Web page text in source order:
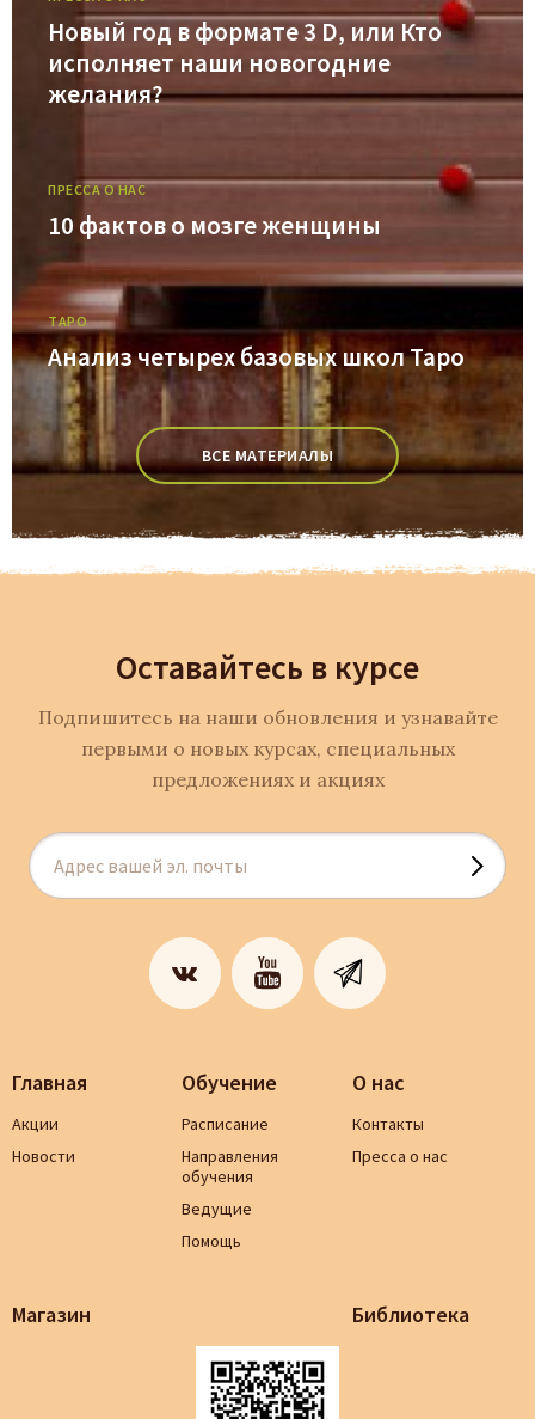
Новый год в формате 3 D, или Кто
исполняет наши новогодние
желания?
ПРЕССА О НАС
10 фактов о мозге женщины
ТАРО
Анализ четырех базовых школ Таро
ВСЕ МАТЕРИАЛЫ
Оставайтесь в курсе
Подпишитесь на наши обновления и узнавайте
первыми о новых курсах, специальных
предложениях и акциях
Главная
Акции
Новости
Обучение
Расписание
Направления
обучения
Ведущие
Помощь
О нас
Контакты
Пресса о нас
Магазин Библиотека